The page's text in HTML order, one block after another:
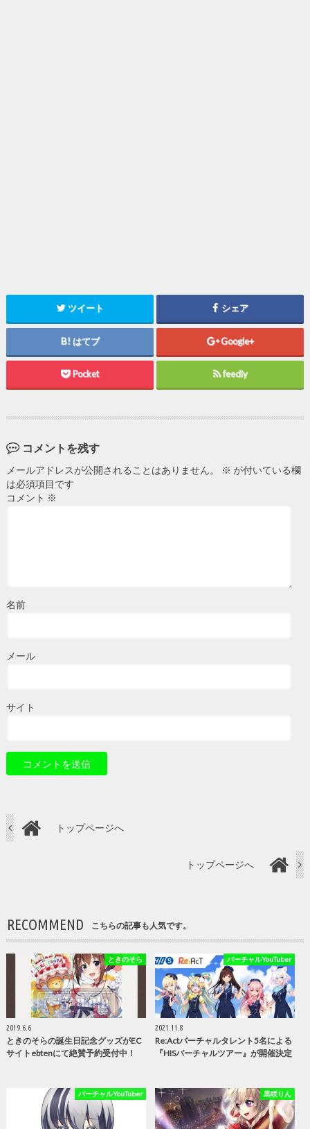
ツイート シェア
はてブ Google+
Pocket feedly
コメントを残す
メールアドレスが公開されることはありません。 ※ が付いている欄
は必須項目です
コメント ※
名前
メール
サイト
トップページへ
トップページへ
RECOMMEND こちらの記事も人気です。
ときのそら
2019.6.6
ときのそらの誕生日記念グッズがEC
サイトebtenにて絶賛予約受付中！
バーチャルYouTuber
2021.11.8
Re:Actバーチャルタレント5名による
『HISバーチャルツアー』が開催決定
バーチャルYouTuber 黒咲りん